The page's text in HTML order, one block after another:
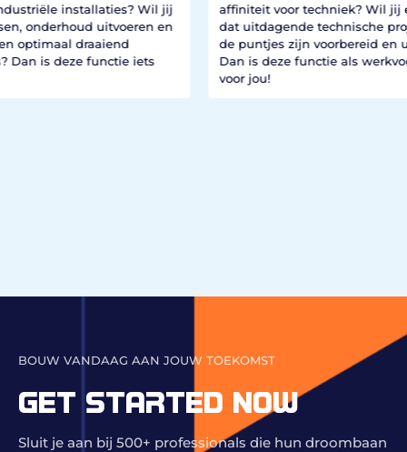
jij
en
affiniteit voor techniek? Wil jij ervoor zorgen
dat uitdagende technische projecten tot in
de puntjes zijn voorbereid en uitgevoerd?
Dan is deze functie als werkvoorbereider iets
van
BOUW VANDAAG AAN JOUW TOEKOMST
GET STARTED NOW
Sluit je aan bij 500+ professionals die hun droombaan